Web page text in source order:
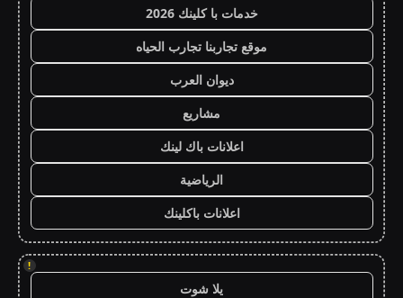
خدمات با كلينك 2026
موقع تجاربنا تجارب الحياه
ديوان العرب
مشاريع
اعلانات باك لينك
الرياضية
اعلانات باكلينك
!
يلا شوت